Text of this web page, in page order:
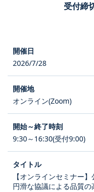
受付締
2026/7/28
オンライン(Zoom)
9:30～16:30(受付9:00)
【オンラインセミナー
円滑な協議による品質